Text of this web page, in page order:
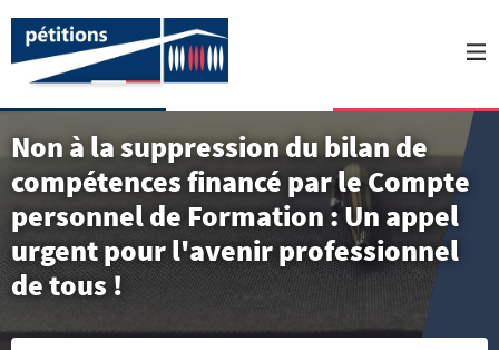
Non à la suppression du bilan de
compétences financé par le Compte
personnel de Formation : Un appel
urgent pour l'avenir professionnel
de tous !